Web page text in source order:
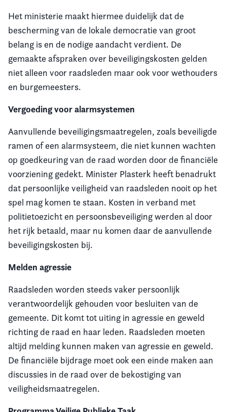
Het ministerie maakt hiermee duidelijk dat de
bescherming van de lokale democratie van groot
belang is en de nodige aandacht verdient. De
gemaakte afspraken over beveiligingskosten gelden
niet alleen voor raadsleden maar ook voor wethouders
en burgemeesters.
Vergoeding voor alarmsystemen
Aanvullende beveiligingsmaatregelen, zoals beveiligde
ramen of een alarmsysteem, die niet kunnen wachten
op goedkeuring van de raad worden door de financiële
voorziening gedekt. Minister Plasterk heeft benadrukt
dat persoonlijke veiligheid van raadsleden nooit op het
spel mag komen te staan. Kosten in verband met
politietoezicht en persoonsbeveiliging werden al door
het rijk betaald, maar nu komen daar de aanvullende
beveiligingskosten bij.
Melden agressie
Raadsleden worden steeds vaker persoonlijk
verantwoordelijk gehouden voor besluiten van de
gemeente. Dit komt tot uiting in agressie en geweld
richting de raad en haar leden. Raadsleden moeten
altijd melding kunnen maken van agressie en geweld.
De financiële bijdrage moet ook een einde maken aan
discussies in de raad over de bekostiging van
veiligheidsmaatregelen.